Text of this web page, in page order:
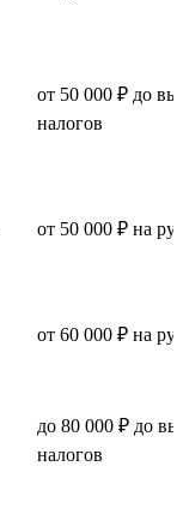
от 50 000 ₽ до
налогов
от 50 000 ₽ на
от 60 000 ₽ на
до 80 000 ₽ до
налогов